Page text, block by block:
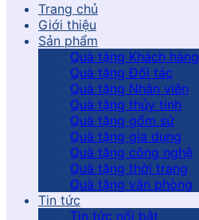
Trang chủ
Giới thiệu
Sản phẩm
Quà tặng Khách hàng
Quà tặng Đối tác
Quà tặng Nhân viên
Quà tặng thủy tinh
Quà tặng gốm sứ
Quà tặng gia dụng
Quà tặng công nghệ
Quà tặng thời trang
Quà tặng văn phòng
Tin tức
Tin tức nổi bật